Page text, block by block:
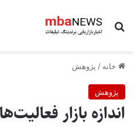
جستجو برای
خانه / پژوهش
پژوهش
اندازه بازار